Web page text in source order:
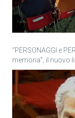
“PERSONAGGI e
memoria”, il nuovo